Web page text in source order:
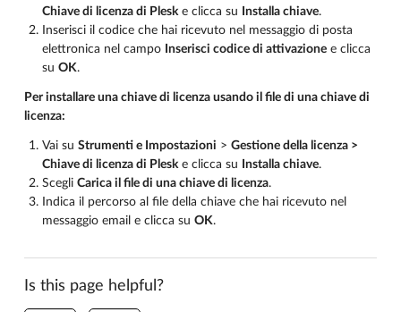
Chiave di licenza di Pleske clicca su Installa chiave.
Inserisci il codice che hai ricevuto nel messaggio di posta
elettronica nel campo Inserisci codice di attivazione e clicca
su OK.
Per installare una chiave di licenza usando il file di una chiave di
licenza:
Vai su Strumenti e Impostazioni > Gestione della licenza >
Chiave di licenza di Pleske clicca su Installa chiave.
Scegli Carica il file di una chiave di licenza.
Indica il percorso al file della chiave che hai ricevuto nel
messaggio email e clicca su OK.
Is this page helpful?